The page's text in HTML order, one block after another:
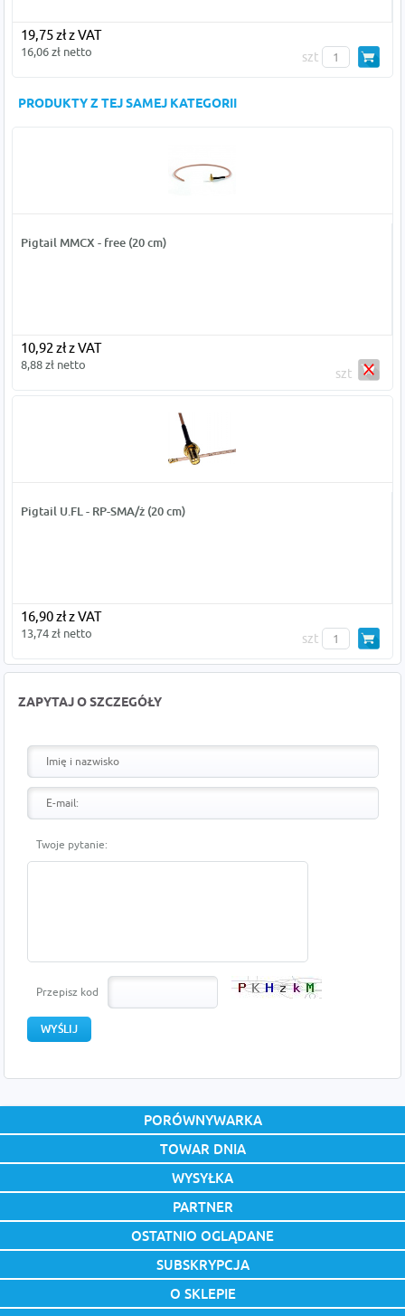
19,75 zł z VAT
16,06 zł netto szt
PRODUKTY Z TEJ SAMEJ KATEGORII
Pigtail MMCX - free (20 cm)
10,92 zł z VAT
8,88 zł netto
szt
Pigtail U.FL - RP-SMA/ż (20 cm)
16,90 zł z VAT
13,74 zł netto szt
ZAPYTAJ O SZCZEGÓŁY
Twoje pytanie:
Przepisz kod
PORÓWNYWARKA
TOWAR DNIA
WYSYŁKA
PARTNER
OSTATNIO OGLĄDANE
SUBSKRYPCJA
O SKLEPIE